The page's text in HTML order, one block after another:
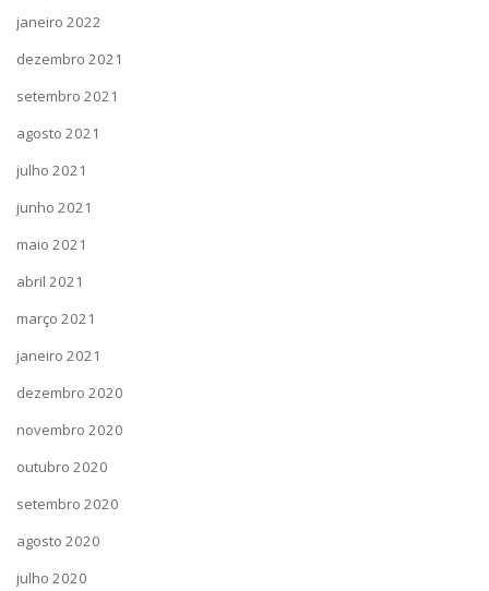
janeiro 2022
dezembro 2021
setembro 2021
agosto 2021
julho 2021
junho 2021
maio 2021
abril 2021
março 2021
janeiro 2021
dezembro 2020
novembro 2020
outubro 2020
setembro 2020
agosto 2020
julho 2020